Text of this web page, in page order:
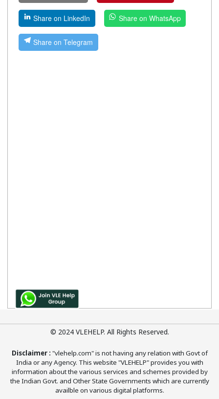
Share on LinkedIn Share on WhatsApp
Share on Telegram
© 2024 VLEHELP. All Rights Reserved.
Disclaimer : "vlehelp.com" is not having any relation with Govt of
India or any Agency. This website "VLEHELP" provides you with
information about the various services and schemes provided by
the Indian Govt. and Other State Governments which are currently
availble on various digital platforms.